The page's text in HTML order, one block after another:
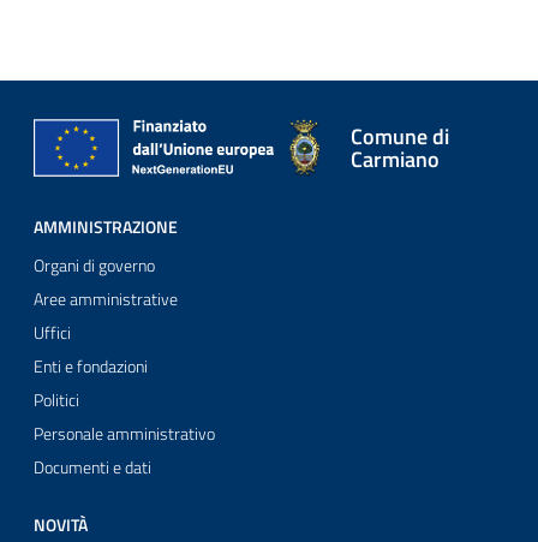
Comune di
Carmiano
AMMINISTRAZIONE
Organi di governo
Aree amministrative
Uffici
Enti e fondazioni
Politici
Personale amministrativo
Documenti e dati
NOVITÀ